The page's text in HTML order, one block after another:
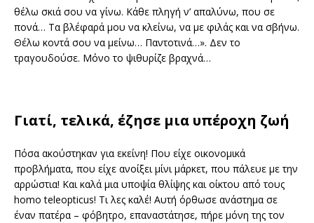
θέλω σκιά σου να γίνω. Κάθε πληγή ν’ απαλύνω, που σε
πονά… Τα βλέφαρά μου να κλείνω, να με φιλάς και να σβήνω.
Θέλω κοντά σου να μείνω… Παντοτινά…». Δεν το
τραγουδούσε. Μόνο το ψιθυρίζε βραχνά…
Γιατί, τελικά, έζησε μια υπέροχη ζωή
Πόσα ακούστηκαν για εκείνη! Που είχε οικονομικά
προβλήματα, που είχε ανοίξει μίνι μάρκετ, που πάλευε με την
αρρώστια! Και καλά μια υποψία θλίψης και οίκτου από τους
homo teleopticus! Τι λες καλέ! Αυτή όρθωσε ανάστημα σε
έναν πατέρα – φόβητρο, επαναστάτησε, πήρε μόνη της τον